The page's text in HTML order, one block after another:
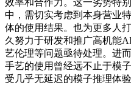
效率和合作力。这一劣势特
中，需切实考虑到本身营业
体的使用结果。也为更多人
久努力于研发和推广高机能
艺伦理等问题亟待处理。进
手艺的使用曾经远不止于模
受几乎无延迟的模子推理体